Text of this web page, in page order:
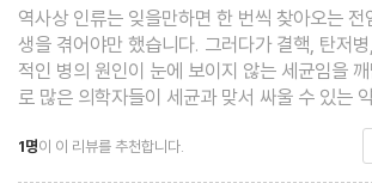
역사상 인류는 잊을만하면 한 번씩 찾아오는
생을 겪어야만 했습니다. 그러다가 결핵, 탄저
적인 병의 원인이 눈에 보이지 않는 세균임을
로 많은 의학자들이 세균과 맞서 싸울 수 있는
게 됩니다. 이 책은 그 의학자들의 노력으로 수
구한 한 알의 약이 만들어지기까지의 과정과 그
1명이 이 리뷰를 추천합니다.